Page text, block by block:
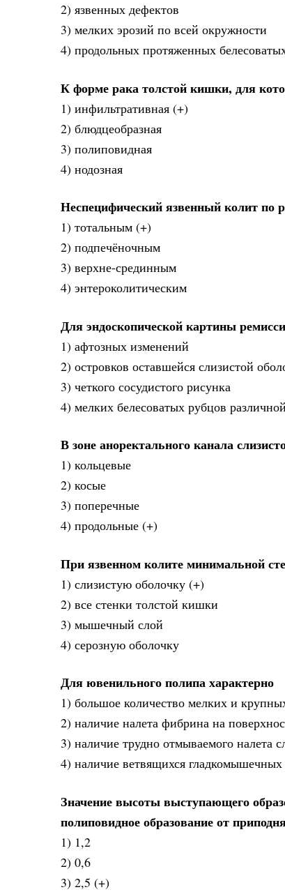
2) язвенных дефектов
3) мелких эрозий по всей окружности
4) продольных протяженных
К форме рака толстой кишки, для
1) инфильтративная (+)
2) блюдцеобразная
3) полиповидная
4) нодозная
Неспецифический язвенный колит по
1) тотальным (+)
2) подпечёночным
3) верхне-срединным
4) энтероколитическим
Для эндоскопической картины
1) афтозных изменений
2) островков оставшейся слизистой
3) четкого сосудистого рисунка
4) мелких белесоватых рубцов
В зоне аноректального канала
1) кольцевые
2) косые
3) поперечные
4) продольные (+)
При язвенном колите минимальной
1) слизистую оболочку (+)
2) все стенки толстой кишки
3) мышечный слой
4) серозную оболочку
Для ювенильного полипа характерно
1) большое количество мелких и
2) наличие налета фибрина на
3) наличие трудно отмываемого налета
4) наличие ветвящихся
Значение высоты выступающего
полиповидное образование от
1) 1,2
2) 0,6
3) 2,5 (+)